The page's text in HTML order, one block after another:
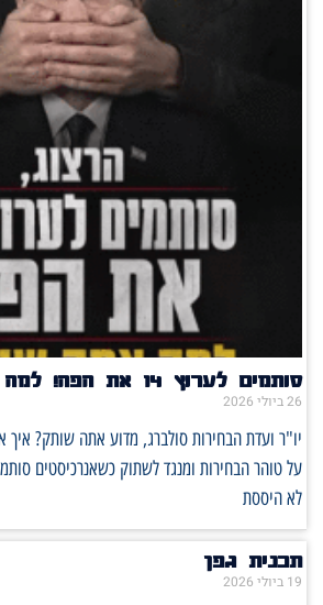
סותמים לערוץ 14 את הפה! למה אתם שותקים?
26 ביולי 2026
יו"ר ועדת הבחירות סולברג, מדוע אתה שותק? איך
לא היססת
תכנית גפן
19 ביולי 2026